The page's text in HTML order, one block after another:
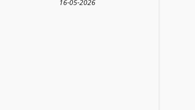
16-05-2026